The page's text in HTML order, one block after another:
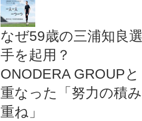
なぜ59歳の三浦知良選
手を起用？
ONODERA GROUPと
重なった「努力の積み
重ね」